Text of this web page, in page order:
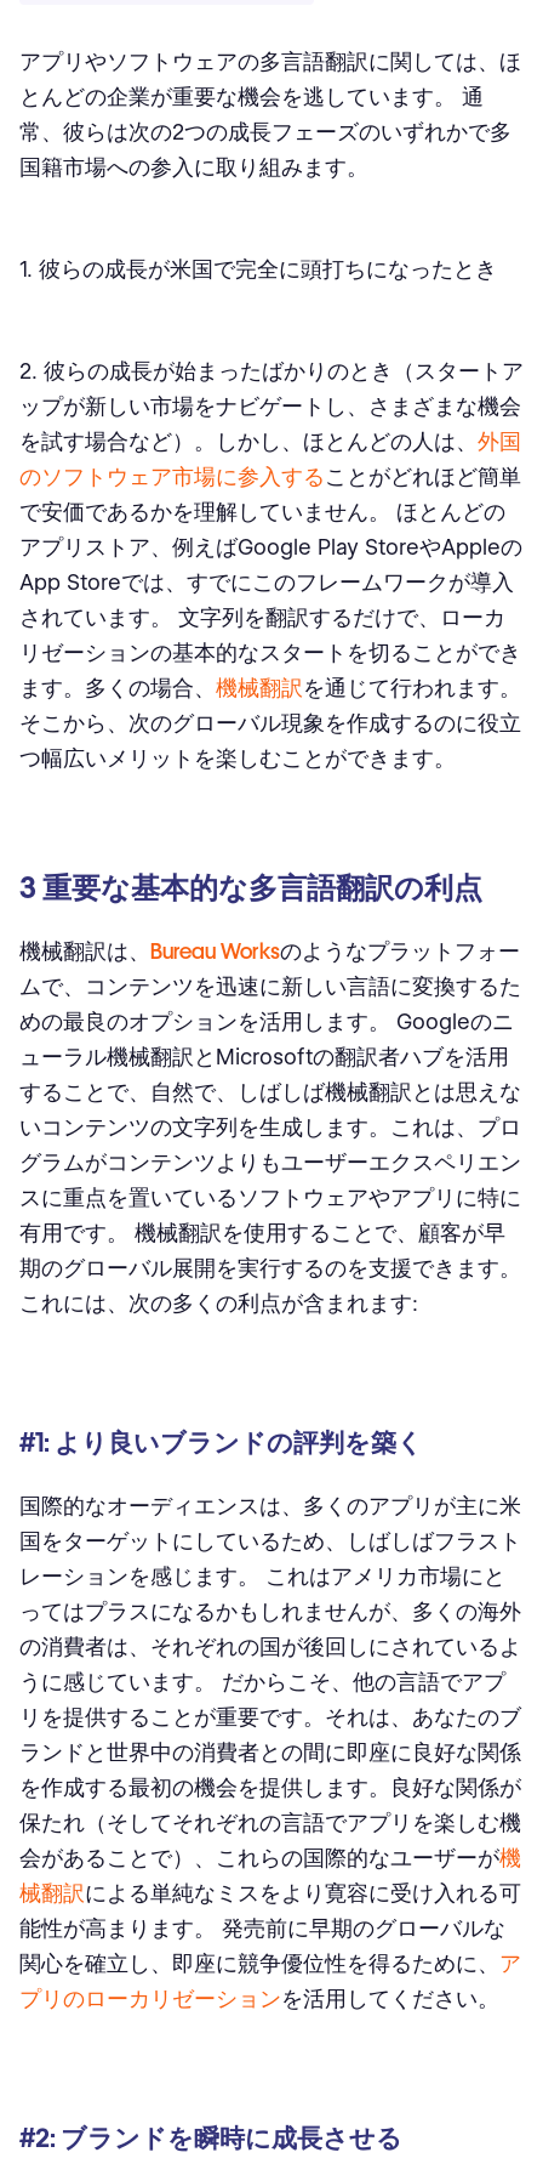
アプリやソフトウェアの多言語翻訳に関しては、ほ
とんどの企業が重要な機会を逃しています。 通
常、彼らは次の2つの成長フェーズのいずれかで多
国籍市場への参入に取り組みます。
1. 彼らの成長が米国で完全に頭打ちになったとき
2. 彼らの成長が始まったばかりのとき（スタートア
ップが新しい市場をナビゲートし、さまざまな機会
を試す場合など）。しかし、ほとんどの人は、 外国
のソフトウェア市場に参入することがどれほど簡単
で安価であるかを理解していません。 ほとんどの
アプリストア、例えばGoogle Play StoreやAppleの
App Storeでは、すでにこのフレームワークが導入
されています。 文字列を翻訳するだけで、ローカ
リゼーションの基本的なスタートを切ることができ
ます。多くの場合、 機械翻訳を通じて行われます。
そこから、次のグローバル現象を作成するのに役立
つ幅広いメリットを楽しむことができます。
3 重要な基本的な多言語翻訳の利点
機械翻訳は、 Bureau Worksのようなプラットフォー
ムで、コンテンツを迅速に新しい言語に変換するた
めの最良のオプションを活用します。 Googleのニ
ューラル機械翻訳とMicrosoftの翻訳者ハブを活用
することで、自然で、しばしば機械翻訳とは思えな
いコンテンツの文字列を生成します。これは、プロ
グラムがコンテンツよりもユーザーエクスペリエン
スに重点を置いているソフトウェアやアプリに特に
有用です。 機械翻訳を使用することで、顧客が早
期のグローバル展開を実行するのを支援できます。
これには、次の多くの利点が含まれます:
#1: より良いブランドの評判を築く
国際的なオーディエンスは、多くのアプリが主に米
国をターゲットにしているため、しばしばフラスト
レーションを感じます。 これはアメリカ市場にと
ってはプラスになるかもしれませんが、多くの海外
の消費者は、それぞれの国が後回しにされているよ
うに感じています。 だからこそ、他の言語でアプ
リを提供することが重要です。それは、あなたのブ
ランドと世界中の消費者との間に即座に良好な関係
を作成する最初の機会を提供します。良好な関係が
保たれ（そしてそれぞれの言語でアプリを楽しむ機
会があることで）、これらの国際的なユーザーが機
械翻訳による単純なミスをより寛容に受け入れる可
能性が高まります。 発売前に早期のグローバルな
関心を確立し、即座に競争優位性を得るために、 ア
プリのローカリゼーションを活用してください。
#2: ブランドを瞬時に成長させる